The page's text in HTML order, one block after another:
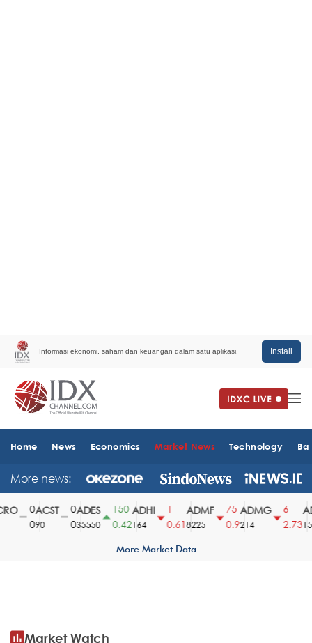
Informasi ekonomi, saham dan keuangan dalam satu aplikasi. Install
Home News Economics Market News Technology
More news:
ACST
90
ADES
35550
150
0.42
ADHI
164
0.61
ADMF
8225
75
0.9
ADMG
214
2.73
More Market Data
Market Watch